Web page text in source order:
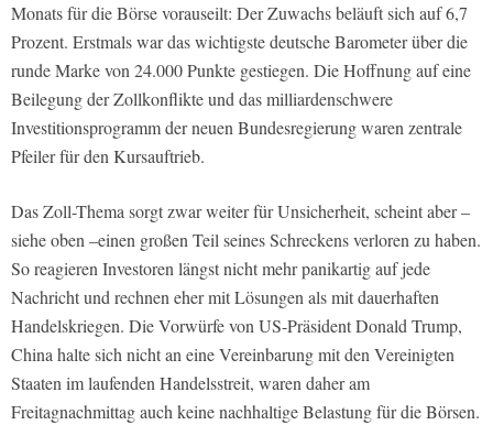
Monats für die Börse vorauseilt: Der Zuwachs beläuft sich auf 6,7
Prozent. Erstmals war das wichtigste deutsche Barometer über die
runde Marke von 24.000 Punkte gestiegen. Die Hoffnung auf eine
Beilegung der Zollkonflikte und das milliardenschwere
Investitionsprogramm der neuen Bundesregierung waren zentrale
Pfeiler für den Kursauftrieb.
Das Zoll-Thema sorgt zwar weiter für Unsicherheit, scheint aber –
siehe oben –einen großen Teil seines Schreckens verloren zu haben.
So reagieren Investoren längst nicht mehr panikartig auf jede
Nachricht und rechnen eher mit Lösungen als mit dauerhaften
Handelskriegen. Die Vorwürfe von US-Präsident Donald Trump,
China halte sich nicht an eine Vereinbarung mit den Vereinigten
Staaten im laufenden Handelsstreit, waren daher am
Freitagnachmittag auch keine nachhaltige Belastung für die Börsen.